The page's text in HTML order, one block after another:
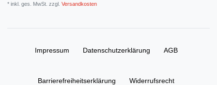
* inkl. ges. MwSt. zzgl. Versandkosten
Impressum Daten­schutz­erklärung AGB
Barrierefreiheitserklärung Widerrufs­recht